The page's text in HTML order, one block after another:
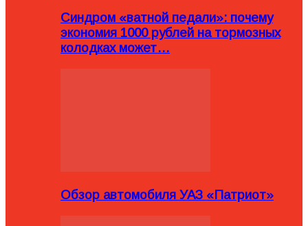
Синдром «ватной педали»: почему
экономия 1000 рублей на тормозных
колодках может…
Обзор автомобиля УАЗ «Патриот»